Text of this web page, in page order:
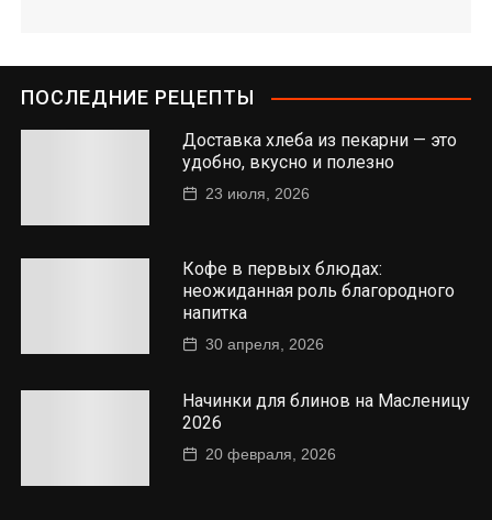
ПОСЛЕДНИЕ РЕЦЕПТЫ
Доставка хлеба из пекарни — это
удобно, вкусно и полезно
23 июля, 2026
Кофе в первых блюдах:
неожиданная роль благородного
напитка
30 апреля, 2026
Начинки для блинов на Масленицу
2026
20 февраля, 2026